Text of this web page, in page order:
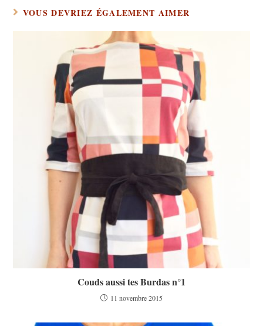
VOUS DEVRIEZ ÉGALEMENT AIMER
Couds aussi tes Burdas n°1
11 novembre 2015